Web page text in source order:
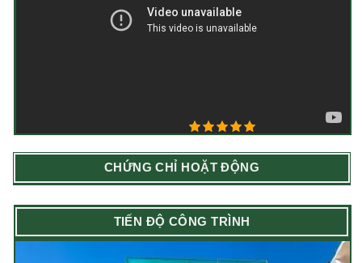
5/5 - (3 bình chọn)
CHỨNG CHỈ HOẶT ĐỘNG
TIẾN ĐỘ CÔNG TRÌNH